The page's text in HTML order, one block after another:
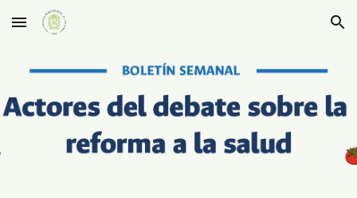
Skip to main content Skip to navigation